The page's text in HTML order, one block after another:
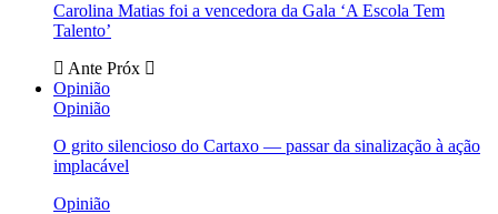
Carolina Matias foi a vencedora da Gala ‘A Escola Tem
Talento’
Ante Próx
Opinião
Opinião
O grito silencioso do Cartaxo — passar da sinalização à ação
implacável
Opinião